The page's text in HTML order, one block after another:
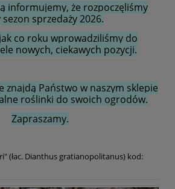
informujemy, że rozpoczęliśmy
sprzedaży 2026.
co roku wprowadziliśmy do
nowych, ciekawych pozycji.
znajdą Państwo w naszym sklepie
roślinki do swoich ogrodów.
Zapraszamy.
(łac. Dianthus gratianopolitanus) kod: